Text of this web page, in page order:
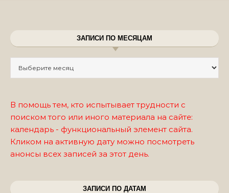
ЗАПИСИ ПО МЕСЯЦАМ
В помощь тем, кто испытывает трудности с
поиском того или иного материала на сайте:
календарь - функциональный элемент сайта.
Кликом на активную дату можно посмотреть
анонсы всех записей за этот день.
ЗАПИСИ ПО ДАТАМ